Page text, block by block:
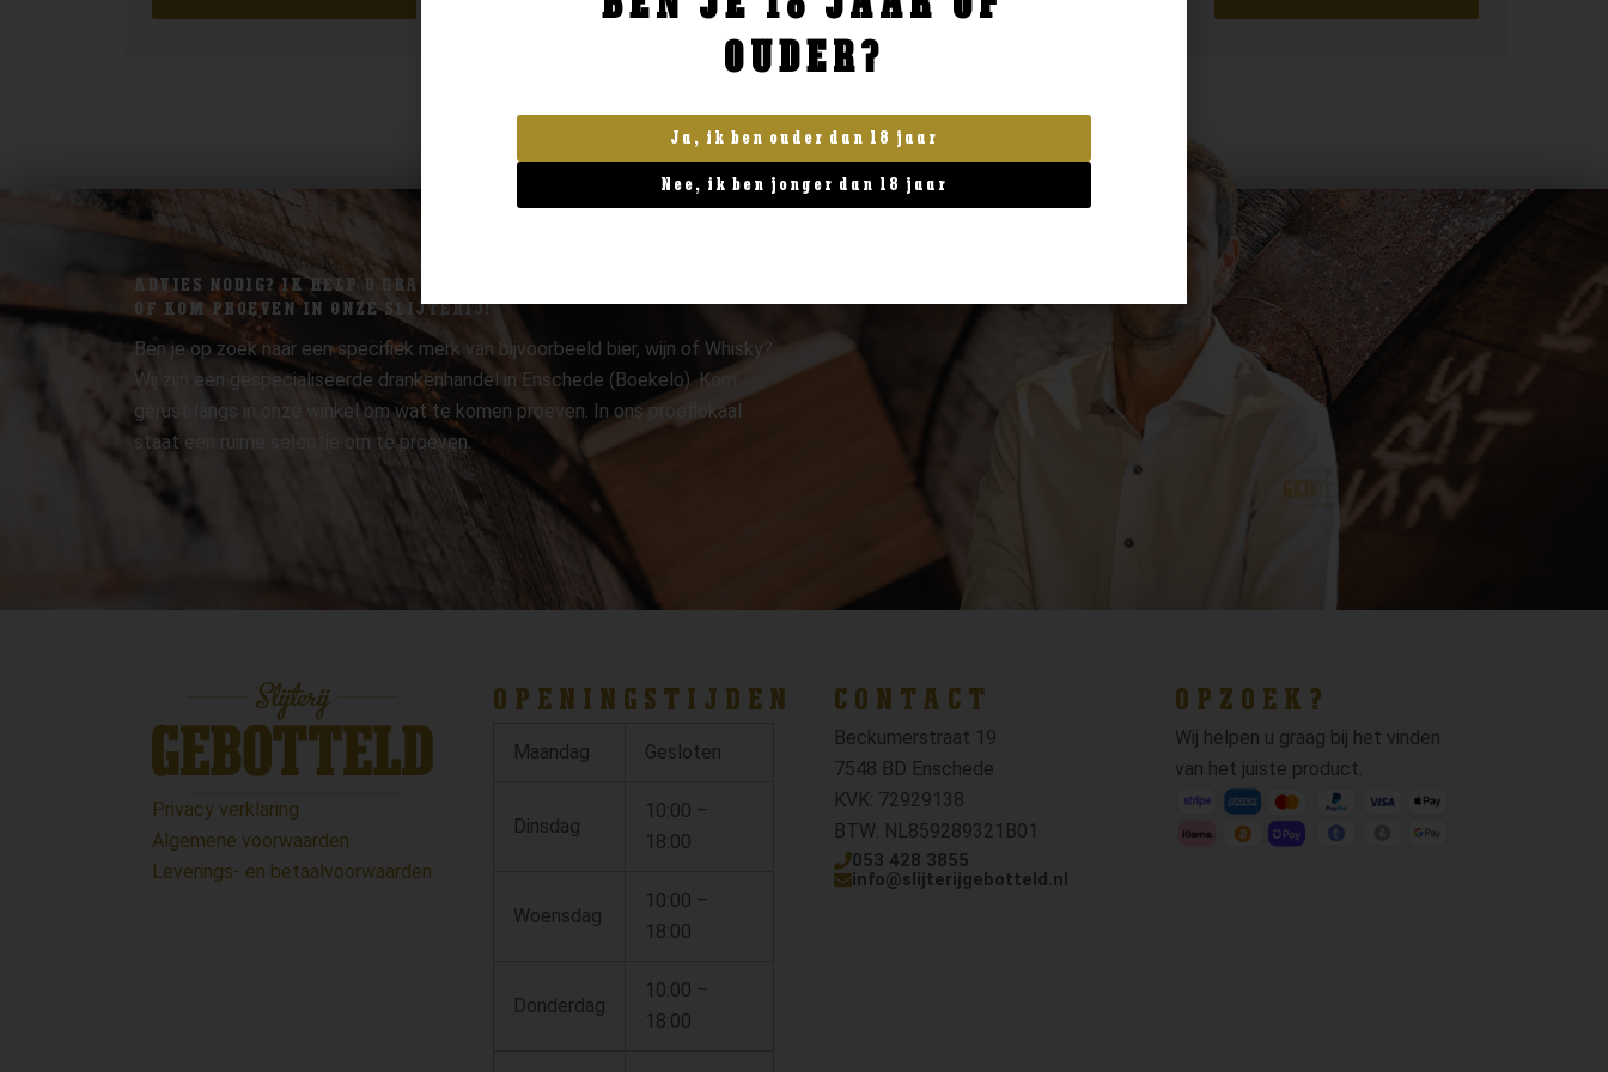
ADVIES NODIG? IK HELP U GRAAG.
OF KOM PROEVEN IN ONZE SLIJTERIJ!
Ben je op zoek naar een specifiek merk van bijvoorbeeld bier, wijn of Whisky?
Wij zijn een gespecialiseerde drankenhandel in Enschede (Boekelo). Kom
gerust langs in onze winkel om wat te komen proeven. In ons proeflokaal
staat een ruime selectie om te proeven.
Privacy verklaring
Algemene voorwaarden
Leverings- en betaalvoorwaarden
OPENINGSTIJDEN
Maandag Gesloten
Dinsdag
10:00 –
18:00
Woensdag
10:00 –
18:00
Donderdag
10:00 –
18:00
CONTACT
Beckumerstraat 19
7548 BD Enschede
KVK: 72929138
BTW: NL859289321B01
053 428 3855
info@slijterijgebotteld.nl
OPZOEK?
Wij helpen u graag bij het vinden
van het juiste product.
OUDER?
Ja, ik ben ouder dan 18 jaar
Nee, ik ben jonger dan 18 jaar